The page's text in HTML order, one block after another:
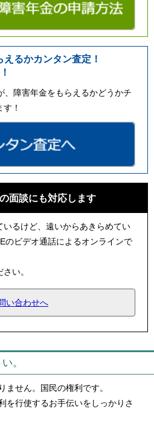
えるかカンタン査定！
、障害年金をもらえるかどうかチ
！
面談にも対応します
いるけど、遠いからあきらめてい
のビデオ通話によるオンラインで
い。
い合わせへ
。
ません。国民の権利です。
を行使するお手伝いをしっかりさ